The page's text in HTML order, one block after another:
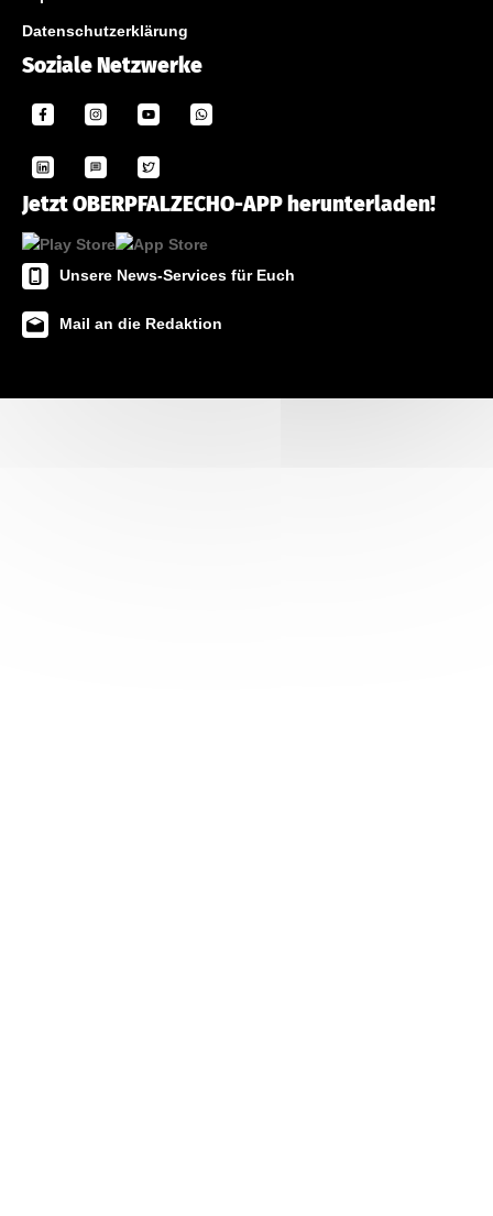
Datenschutzerklärung
Soziale Netzwerke
Jetzt OBERPFALZECHO-APP herunterladen!
Unsere News-Services für Euch
Mail an die Redaktion